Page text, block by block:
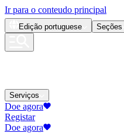
Ir para o conteudo principal
Edição portuguese Seções
Serviços
Doe agora
Registar
Doe agora